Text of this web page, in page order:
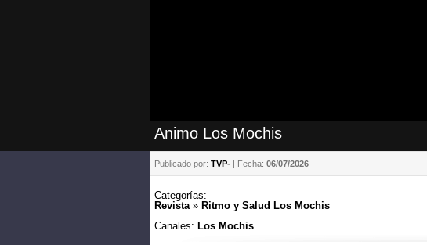
Animo Los Mochis
Publicado por: TVP- | Fecha: 06/07/2026
Categorías:
Revista » Ritmo y Salud Los Mochis
Canales: Los Mochis